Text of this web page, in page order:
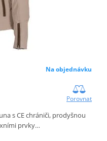
Na objednávku
Porovnat
s CE chrániči, prodyšnou
prvky…